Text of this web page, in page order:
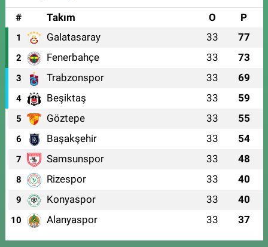
#
Takım O P
1 Galatasaray 33 77
2 Fenerbahçe 33 73
3 Trabzonspor 33 69
4 Beşiktaş 33 59
5 Göztepe 33 55
6 Başakşehir 33 54
7 Samsunspor 33 48
8 Rizespor 33 40
9 Konyaspor 33 40
10 Alanyaspor 33 37